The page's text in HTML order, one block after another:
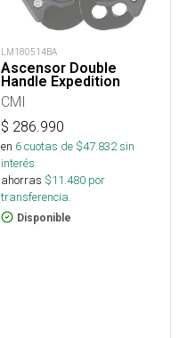
LM180514BA
Ascensor Double
Handle Expedition
CMI
$ 286.990
en 6cuotas de $47.832sin
interés
ahorras $11.480 por
transferencia.
Disponible